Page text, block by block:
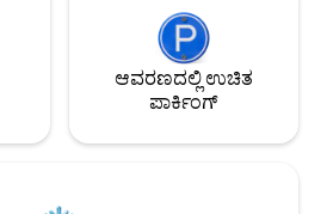
ಆವರಣದಲ್ಲಿ ಉಚಿತ
ಪಾರ್ಕಿಂಗ್